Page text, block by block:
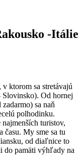
-Itálie
ktorom sa stretávajú
Slovinsko). Od hornej
sa naň
polhodinku.
turistov,
My sme sa tu
od diaľnice to
do pamäti výhľady na